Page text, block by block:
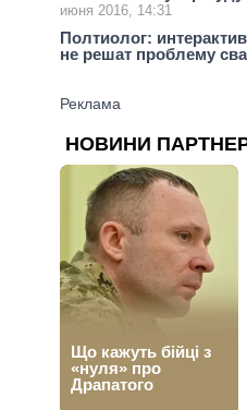
июня 2016, 14:31
Полтиолог:
не решат проблему